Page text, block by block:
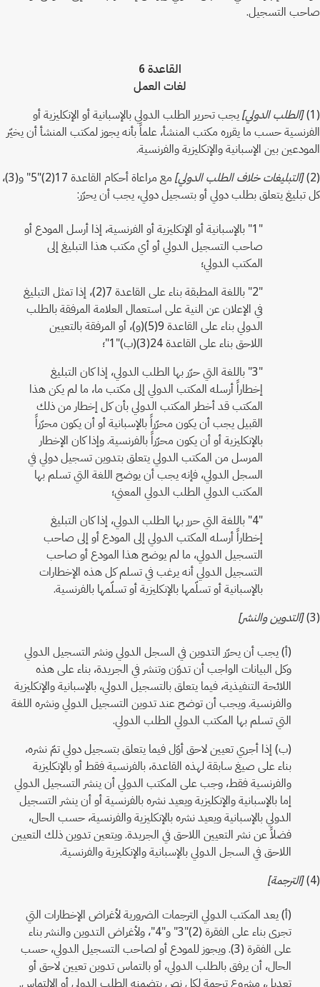
صاحب التسجيل.
القاعدة 6
لغات العمل
(1)
[الطلب الدولي]يجب تحرير الطلب الدولي بالإسبانية أو الإنكليزية أو
الفرنسية حسب ما يقرره مكتب المنشأ، علماً بأنه يجوز لمكتب المنشأ أن يخيّر
المودعين بين الإسبانية والإنكليزية والفرنسية.
(2)
[التبليغات خلاف الطلب الدولي]
مع مراعاة أحكام القاعدة 17(2)"5" و(3)،
كل تبليغ يتعلق بطلب دولي أو بتسجيل دولي، يجب أن يحرّر:
"1" بالإسبانية أو الإنكليزية أو الفرنسية، إذا أرسل المودع أو
صاحب التسجيل الدولي أو أي مكتب هذا التبليغ إلى
المكتب الدولي؛
"2" باللغة المطبقة بناء على القاعدة 7(2)، إذا تمثل التبليغ
في الإعلان عن النية على استعمال العلامة المرفقة بالطلب
الدولي بناء على القاعدة 9(5)(و)، أو المرفقة بالتعيين
اللاحق بناء على القاعدة 24(3)(ب)"1"؛
"3" باللغة التي حرّر بها الطلب الدولي، إذا كان التبليغ
إخطاراً أرسله المكتب الدولي إلى مكتب ما، ما لم يكن هذا
المكتب قد أخطر المكتب الدولي بأن كل إخطار من ذلك
القبيل يجب أن يكون محرّراً بالإسبانية أو أن يكون محرّراً
بالإنكليزية أو أن يكون محرّراً بالفرنسية. وإذا كان الإخطار
المرسل من المكتب الدولي يتعلق بتدوين تسجيل دولي في
السجل الدولي، فإنه يجب أن يوضح اللغة التي تسلم بها
المكتب الدولي الطلب الدولي المعني؛
"4" باللغة التي حرر بها الطلب الدولي، إذا كان التبليغ
إخطاراً أرسله المكتب الدولي إلى المودع أو إلى صاحب
التسجيل الدولي، ما لم يوضح هذا المودع أو صاحب
التسجيل الدولي أنه يرغب في تسلم كل هذه الإخطارات
بالإسبانية أو تسلّمها بالإنكليزية أو تسلّمها بالفرنسية.
(3)
[التدوين والنشر]
(أ) يجب أن يحرّر التدوين في السجل الدولي ونشر التسجيل الدولي
وكل البيانات الواجب أن تدوّن وتنشر في الجريدة، بناء على هذه
اللائحة التنفيذية، فيما يتعلق بالتسجيل الدولي، بالإسبانية والإنكليزية
والفرنسية. ويجب أن توضح عند تدوين التسجيل الدولي ونشره اللغة
التي تسلم بها المكتب الدولي الطلب الدولي.
(ب) إذا أجري تعيين لاحق أوّل فيما يتعلق بتسجيل دولي تمّ نشره،
بناء على صيغ سابقة لهذه القاعدة، بالفرنسية فقط أو بالإنكليزية
والفرنسية فقط، وجب على المكتب الدولي أن ينشر التسجيل الدولي
إما بالإسبانية والإنكليزية ويعيد نشره بالفرنسية أو أن ينشر التسجيل
الدولي بالإسبانية ويعيد نشره بالإنكليزية والفرنسية، حسب الحال،
فضلاً عن نشر التعيين اللاحق في الجريدة. ويتعين تدوين ذلك التعيين
اللاحق في السجل الدولي بالإسبانية والإنكليزية والفرنسية.
(4)
[الترجمة]
(أ) يعد المكتب الدولي الترجمات الضرورية لأغراض الإخطارات التي
تجرى بناء على الفقرة (2)"3" و"4"، ولأغراض التدوين والنشر بناء
على الفقرة (3). ويجوز للمودع أو لصاحب التسجيل الدولي، حسب
الحال، أن يرفق بالطلب الدولي، أو بالتماس تدوين تعيين لاحق أو
تعديل، مشروع ترجمة لكل نص يتضمنه الطلب الدولي أو الالتماس.